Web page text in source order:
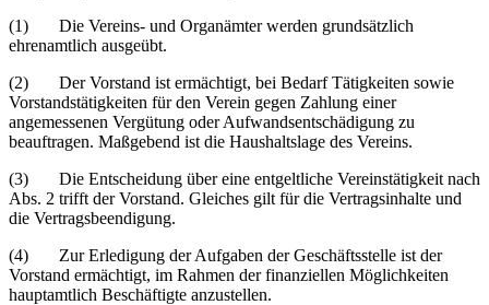
(1) Die Vereins- und Organämter werden grundsätzlich
ehrenamtlich ausgeübt.
(2) Der Vorstand ist ermächtigt, bei Bedarf Tätigkeiten sowie
Vorstandstätigkeiten für den Verein gegen Zahlung einer
angemessenen Vergütung oder Aufwandsentschädigung zu
beauftragen. Maßgebend ist die Haushaltslage des Vereins.
(3) Die Entscheidung über eine entgeltliche Vereinstätigkeit nach
Abs. 2 trifft der Vorstand. Gleiches gilt für die Vertragsinhalte und
die Vertragsbeendigung.
(4) Zur Erledigung der Aufgaben der Geschäftsstelle ist der
Vorstand ermächtigt, im Rahmen der finanziellen Möglichkeiten
hauptamtlich Beschäftigte anzustellen.